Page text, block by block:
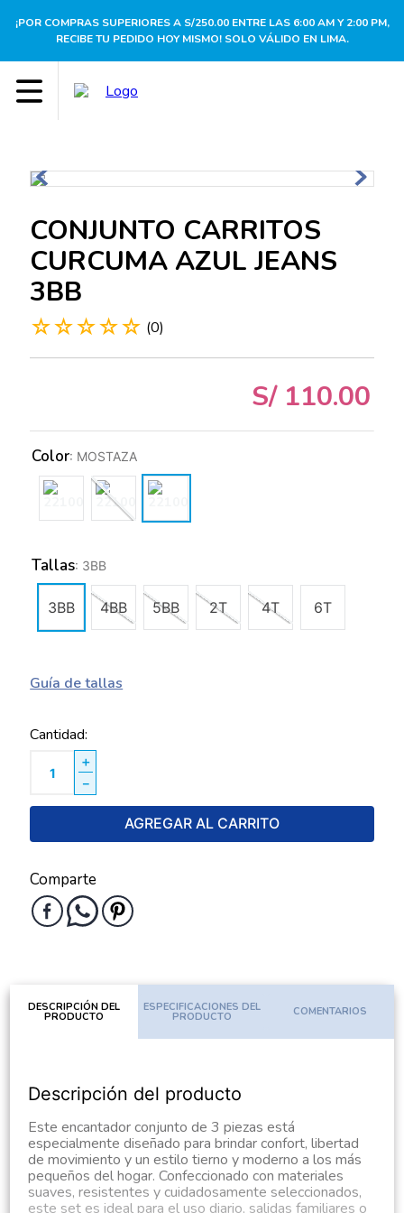
¡POR COMPRAS SUPERIORES A S/250.00 ENTRE LAS 6:00 AM Y 2:00 PM,
RECIBE TU PEDIDO HOY MISMO! SOLO VÁLIDO EN LIMA.
CONJUNTO CARRITOS
CURCUMA AZUL JEANS
3BB
☆☆☆☆☆ (0)
S/ 110.00
Tallas: 3BB
3BB 4BB 5BB 2T 4T 6T
Color: MOSTAZA
Guía de tallas
Cantidad
＋
－
AGREGAR AL CARRITO
Comparte
DESCRIPCIÓN DEL
PRODUCTO
ESPECIFICACIONES DEL
PRODUCTO COMENTARIOS
Descripción del producto
Este encantador conjunto de 3 piezas está
especialmente diseñado para brindar confort, libertad
de movimiento y un estilo tierno y moderno a los más
pequeños del hogar. Confeccionado con materiales
suaves, resistentes y cuidadosamente seleccionados,
este set es ideal para el uso diario, salidas familiares o